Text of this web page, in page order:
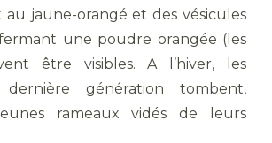
jaune-orangé et des vésicules
une poudre orangée (les
être visibles. A l’hiver, les
génération tombent,
rameaux vidés de leurs